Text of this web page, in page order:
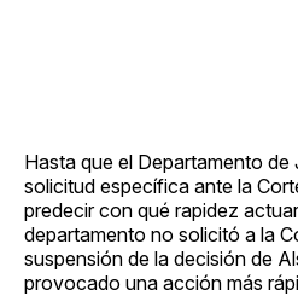
Hasta que el Departamento
solicitud específica ante la
predecir con qué rapidez
departamento no solicitó a la
suspensión de la decisión de
provocado una acción más